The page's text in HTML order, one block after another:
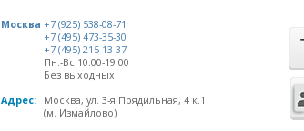
Москва +7 (925) 538-08-71
+7 (495) 473-35-30
+7 (495) 215-13-37
Пн.-Вс.10:00-19:00
Без выходных
Адрес:
Москва, ул. 3-я Прядильная, 4 к.1
(м. Измайлово)